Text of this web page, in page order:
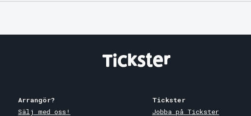
Arrangör?
Sälj med oss!
Tickster
Jobba på Tickster